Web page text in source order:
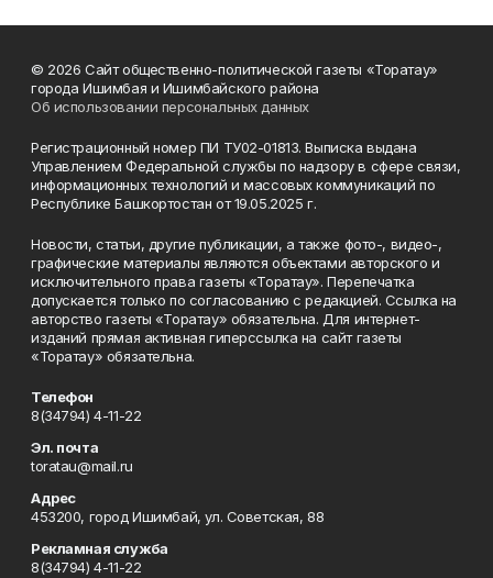
© 2026 Сайт общественно-политической газеты «Торатау»
города Ишимбая и Ишимбайского района
Об использовании персональных данных
Регистрационный номер ПИ ТУ02-01813. Выписка выдана
Управлением Федеральной службы по надзору в сфере связи,
информационных технологий и массовых коммуникаций по
Республике Башкортостан от 19.05.2025 г.
Новости, статьи, другие публикации, а также фото-, видео-,
графические материалы являются объектами авторского и
исключительного права газеты «Торатау». Перепечатка
допускается только по согласованию с редакцией. Ссылка на
авторство газеты «Торатау» обязательна. Для интернет-
изданий прямая активная гиперссылка на сайт газеты
«Торатау» обязательна.
Телефон
8(34794) 4-11-22
Эл. почта
toratau@mail.ru
Адрес
453200, город Ишимбай, ул. Советская, 88
Рекламная служба
8(34794) 4-11-22